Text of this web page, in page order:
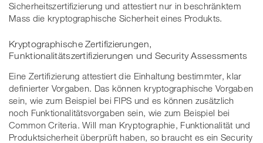
Sicherheitszertifizierung und attestiert nur in beschränktem
Mass die kryptographische Sicherheit eines Produkts.
Kryptographische Zertifizierungen,
Funktionalitätszertifizierungen und Security Assessments
Eine Zertifizierung attestiert die Einhaltung bestimmter, klar
definierter Vorgaben. Das können kryptographische Vorgaben
sein, wie zum Beispiel bei FIPS und es können zusätzlich
noch Funktionalitätsvorgaben sein, wie zum Beispiel bei
Common Criteria. Will man Kryptographie, Funktionalität und
Produktsicherheit überprüft haben, so braucht es ein Security